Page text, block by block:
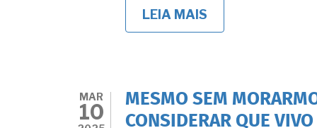
LEIA MAIS
ESTÁVEL
EM
CARTÓRIO,
MAR
10
MESMO SEM
CONSIDERAR QUE